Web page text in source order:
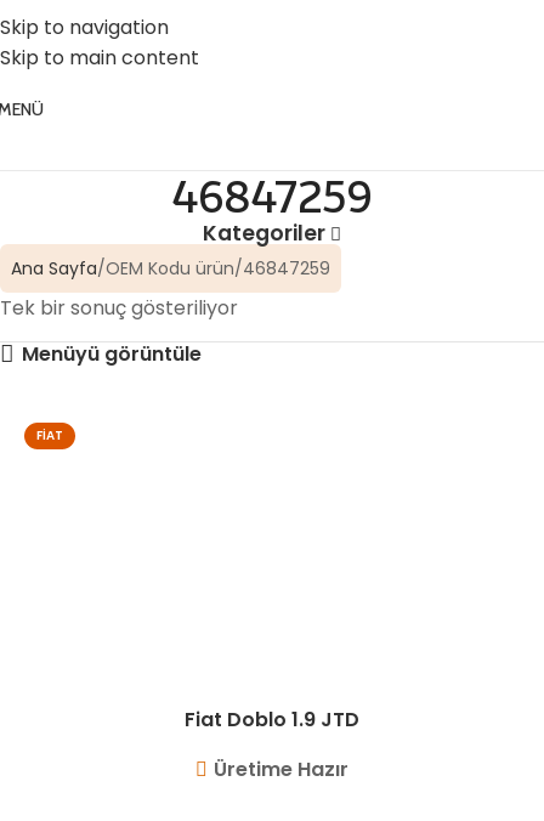
Skip to navigation
Skip to main content
☎️ 0 (224) 504 74 45
46847259
Kategoriler
Ana Sayfa OEM Kodu ürün 46847259
Tek bir sonuç gösteriliyor
Menüyü görüntüle
FIAT
Fiat Doblo 1.9 JTD
Üretime Hazır